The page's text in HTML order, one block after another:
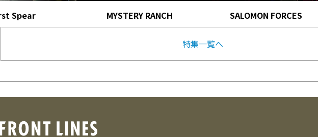
Spear MYSTERY RANCH SALOMON FORCES
特集一覧へ